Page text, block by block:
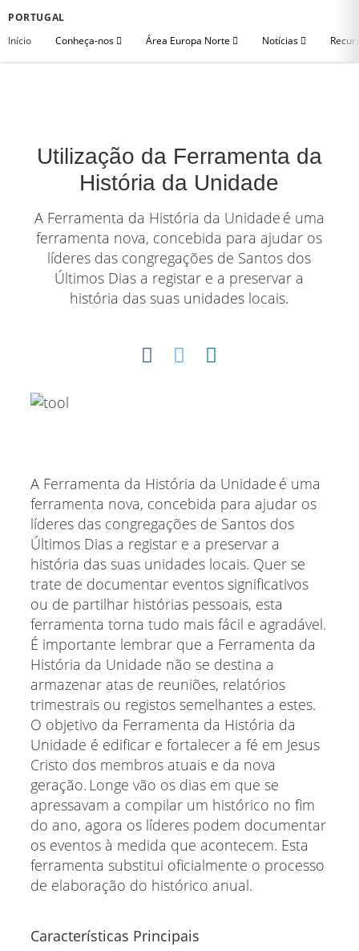
PORTUGAL
Início
Conheça-nos Área Europa Norte Notícias
Utilização da Ferramenta da
História da Unidade
A Ferramenta da História da Unidade é uma
ferramenta nova, concebida para ajudar os
líderes das congregações de Santos dos
Últimos Dias a registar e a preservar a
história das suas unidades locais.
A Ferramenta da História da Unidade é uma
ferramenta nova, concebida para ajudar os
líderes das congregações de Santos dos
Últimos Dias a registar e a preservar a
história das suas unidades locais. Quer se
trate de documentar eventos significativos
ou de partilhar histórias pessoais, esta
ferramenta torna tudo mais fácil e agradável.
É importante lembrar que a Ferramenta da
História da Unidade não se destina a
armazenar atas de reuniões, relatórios
trimestrais ou registos semelhantes a estes.
O objetivo da Ferramenta da História da
Unidade é edificar e fortalecer a fé em Jesus
Cristo dos membros atuais e da nova
geração. Longe vão os dias em que se
apressavam a compilar um histórico no fim
do ano, agora os líderes podem documentar
os eventos à medida que acontecem. Esta
ferramenta substitui oficialmente o processo
de elaboração do histórico anual.
Características Principais